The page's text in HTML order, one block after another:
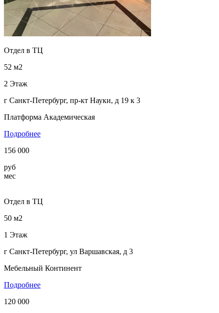
Отдел в ТЦ
52 м2
2 Этаж
г Санкт-Петербург, пр-кт Науки, д 19 к 3
Платформа Академическая
Подробнее
156 000
руб
мес
Отдел в ТЦ
50 м2
1 Этаж
г Санкт-Петербург, ул Варшавская, д 3
Мебельный Континент
Подробнее
120 000